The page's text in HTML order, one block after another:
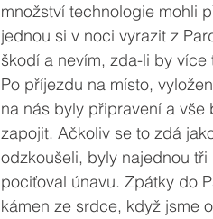
množství technologie mohli
jednou si v noci vyrazit z
škodí a nevím, zda-li by
Po příjezdu na místo,
na nás byly připravení a vše
zapojit. Ačkoliv se to zdá
odzkoušeli, byly najednou
pociťoval únavu. Zpátky do
kámen ze srdce, když jsme